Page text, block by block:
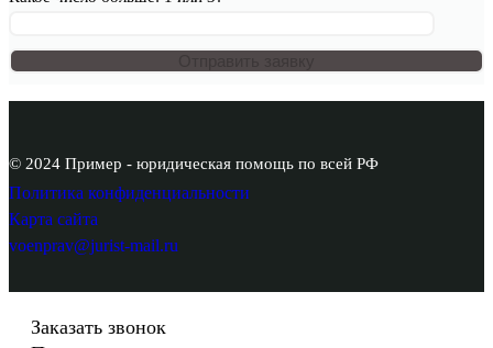
© 2024 Пример - юридическая помощь по всей РФ
Политика конфиденциальности
Карта сайта
voenprav@jurist-mail.ru
Заказать звонок